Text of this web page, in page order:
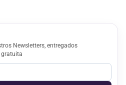
Newsletters, entregados
gratuita